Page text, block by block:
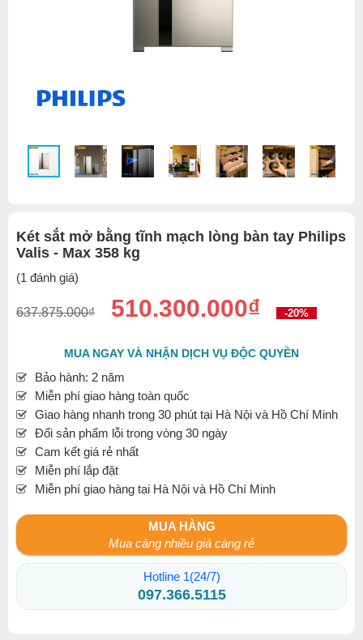
Két sắt mở bằng tĩnh mạch lòng bàn tay Philips
Valis - Max 358 kg
(1 đánh giá)
637.875.000₫ 510.300.000₫ -20%
MUA NGAY VÀ NHẬN DỊCH VỤ ĐỘC QUYỀN
Bảo hành: 2 năm
Miễn phí giao hàng toàn quốc
Giao hàng nhanh trong 30 phút tại Hà Nội và Hồ Chí Minh
Đổi sản phẩm lỗi trong vòng 30 ngày
Cam kết giá rẻ nhất
Miễn phí lắp đặt
Miễn phí giao hàng tại Hà Nội và Hồ Chí Minh
MUA HÀNG
Mua càng nhiều giá càng rẻ
Hotline 1(24/7)
097.366.5115